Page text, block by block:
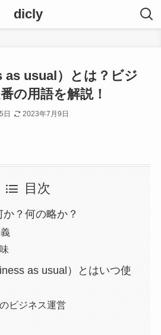
dicly
as usual）とは？ビジ
の用語を解説！
日 2023年7月9日
目次
？何の略か？
as usual）とはいつ使
ビジネス運営